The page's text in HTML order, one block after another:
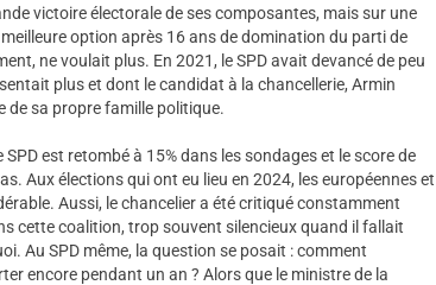
victoire électorale de ses composantes, mais sur une
option après 16 ans de domination du parti de
ne voulait plus. En 2021, le SPD avait devancé de peu
plus et dont le candidat à la chancellerie, Armin
de sa propre famille politique.
est retombé à 15% dans les sondages et le score de
Aux élections qui ont eu lieu en 2024, les européennes et
Aussi, le chancelier a été critiqué constamment
cette coalition, trop souvent silencieux quand il fallait
Au SPD même, la question se posait : comment
encore pendant un an ? Alors que le ministre de la